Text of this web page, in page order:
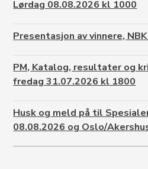
Lørdag 08.08.2026 kl 1000
Presentasjon av vinnere,
PM, Katalog, resultater og
fredag 31.07.2026 kl 1800
Husk og meld på til
08.08.2026 og Oslo/